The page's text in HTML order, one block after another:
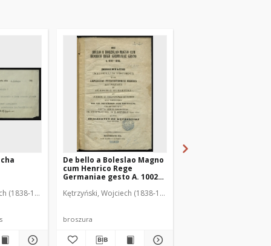
(1838-1918)
De bello a Boleslao Magno
cum Henrico Rege
Germaniae gesto A. 1002—
Kętrzyński, Wojciech (1838-1918)
broszura